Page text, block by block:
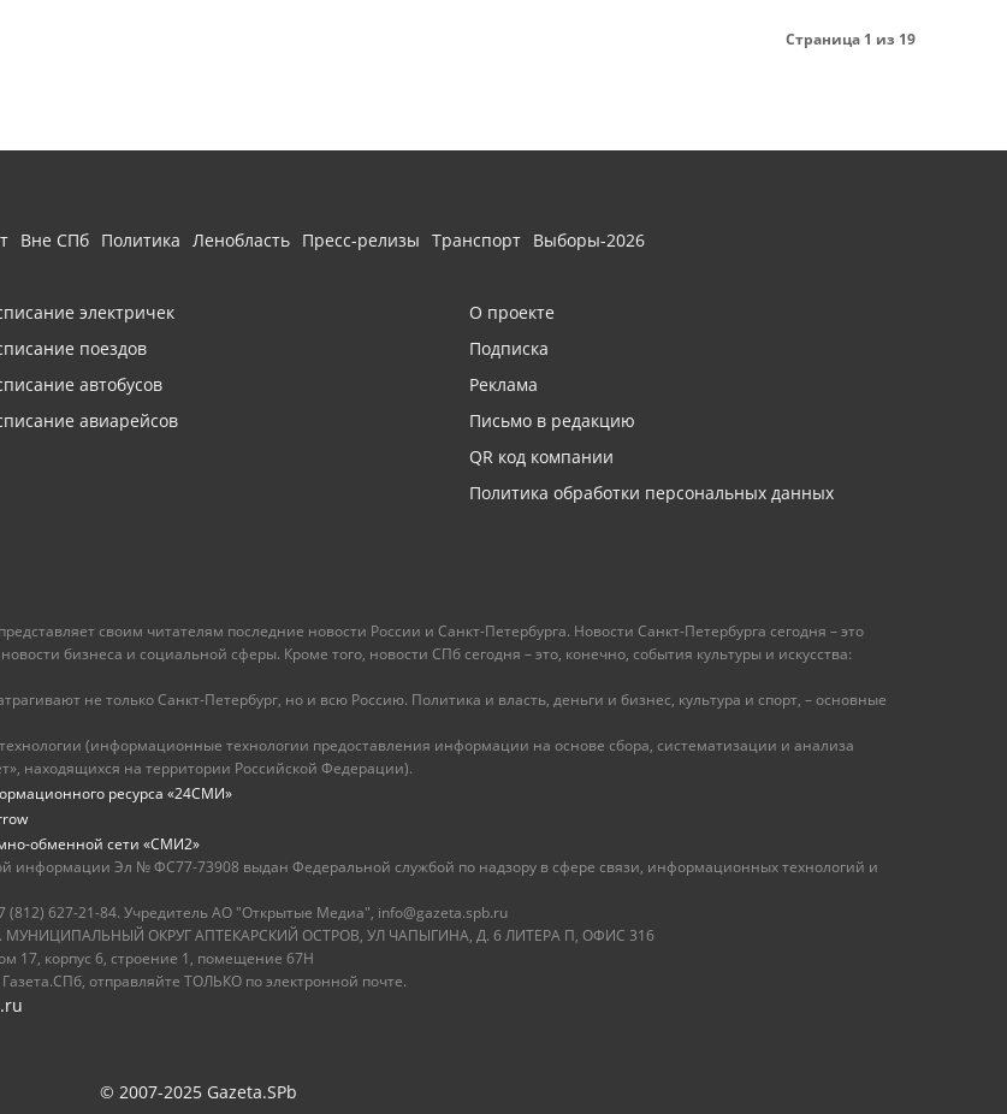
Страница 1 из 19
Вне СПб Политика Ленобласть Пресс-релизы Транспорт Выборы-2026
электричек
поездов
автобусов
авиарейсов
О проекте
Подписка
Реклама
Письмо в редакцию
QR код компании
Политика обработки персональных данных
своим читателям последние новости России и Санкт-Петербурга. Новости Санкт-Петербурга сегодня – это
бизнеса и социальной сферы. Кроме того, новости СПб сегодня – это, конечно, события культуры и искусства:
не только Санкт-Петербург, но и всю Россию. Политика и власть, деньги и бизнес, культура и спорт, – основные
(информационные технологии предоставления информации на основе сбора, систематизации и анализа
находящихся на территории Российской Федерации).
ресурса «24СМИ»
обменной сети «СМИ2»
информации Эл № ФС77-73908 выдан Федеральной службой по надзору в сфере связи, информационных технологий и
(812) 627-21-84. Учредитель АО "Открытые Медиа", info@gazeta.spb.ru
МУНИЦИПАЛЬНЫЙ ОКРУГ АПТЕКАРСКИЙ ОСТРОВ, УЛ ЧАПЫГИНА, Д. 6 ЛИТЕРА П, ОФИС 316
17, корпус 6, строение 1, помещение 67Н
отправляйте ТОЛЬКО по электронной почте.
© 2007-2025 Gazeta.SPb